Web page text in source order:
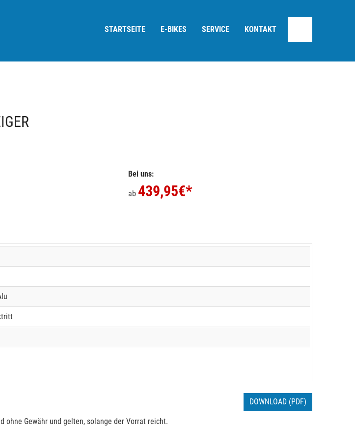
STARTSEITE E-BIKES SERVICE KONTAKT
Bei uns:
ab 439,95€*
DOWNLOAD (PDF)
Gewähr und gelten, solange der Vorrat reicht.